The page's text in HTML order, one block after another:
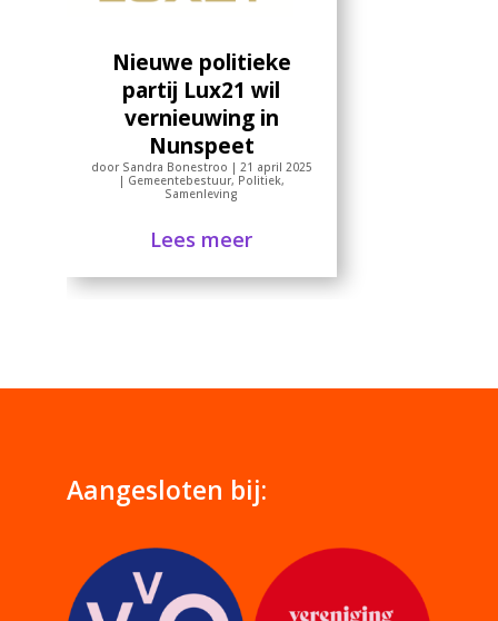
Nieuwe politieke
partij Lux21 wil
vernieuwing in
Nunspeet
door Sandra Bonestroo | 21 april 2025
| Gemeentebestuur, Politiek,
Samenleving
Lees meer
Aangesloten bij: